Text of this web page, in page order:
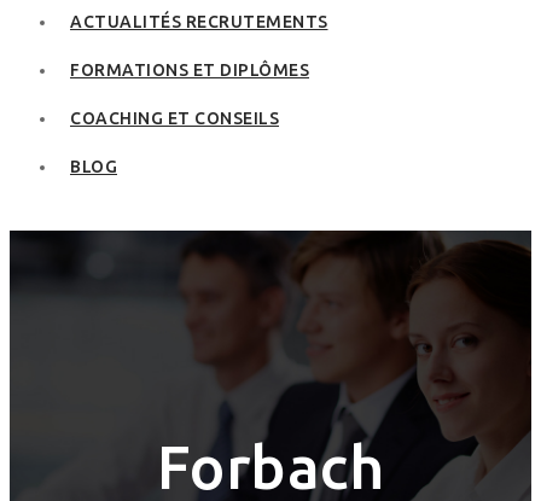
ACTUALITÉS RECRUTEMENTS
FORMATIONS ET DIPLÔMES
COACHING ET CONSEILS
BLOG
Forbach